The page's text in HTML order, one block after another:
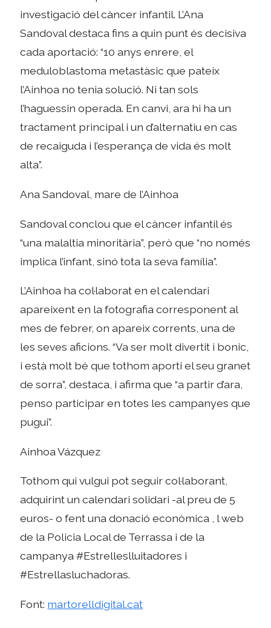
investigació del càncer infantil. L’Ana
Sandoval destaca fins a quin punt és decisiva
cada aportació: “10 anys enrere, el
meduloblastoma metastàsic que pateix
l’Ainhoa no tenia solució. Ni tan sols
l’haguessin operada. En canvi, ara hi ha un
tractament principal i un d’alternatiu en cas
de recaiguda i l’esperança de vida és molt
alta”.
Ana Sandoval, mare de l’Ainhoa
Sandoval conclou que el càncer infantil és
“una malaltia minoritària”, però que “no només
implica l’infant, sinó tota la seva família”.
L’Ainhoa ha col·laborat en el calendari
apareixent en la fotografia corresponent al
mes de febrer, on apareix corrents, una de
les seves aficions. “Va ser molt divertit i bonic,
i està molt bé que tothom aporti el seu granet
de sorra”, destaca, i afirma que “a partir d’ara,
penso participar en totes les campanyes que
pugui”.
Ainhoa Vázquez
Tothom qui vulgui pot seguir col·laborant,
adquirint un calendari solidari -al preu de 5
euros- o fent una donació econòmica , l web
de la Policia Local de Terrassa i de la
campanya #Estrelleslluitadores i
#Estrellasluchadoras.
Font: martorelldigital.cat